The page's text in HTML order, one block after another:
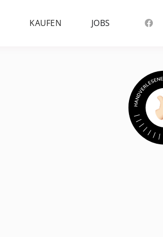
KAUFEN JOBS